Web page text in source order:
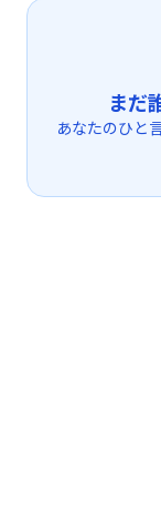
まだ
あなたのひと